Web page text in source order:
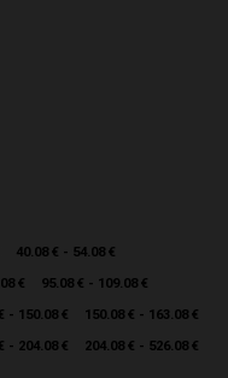
40.08 € - 54.08 €
€
95.08 € - 109.08 €
- 150.08 €
150.08 € - 163.08 €
- 204.08 € 204.08 € - 526.08 €